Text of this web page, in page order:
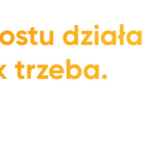
działa
trzeba.